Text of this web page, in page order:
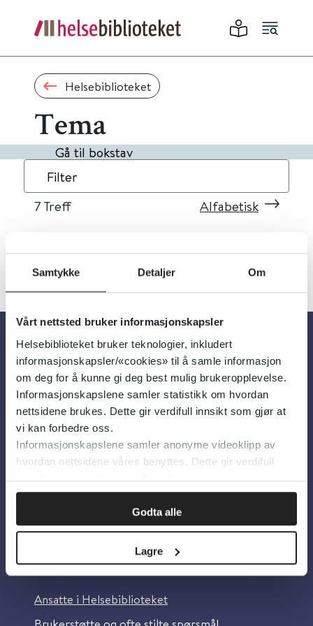
Samtykke Detaljer Om
Vårt nettsted bruker informasjonskapsler
Helsebiblioteket bruker teknologier, inkludert
informasjonskapsler/«cookies» til å samle informasjon
om deg for å kunne gi deg best mulig brukeropplevelse.
Informasjonskapslene samler statistikk om hvordan
nettsidene brukes. Dette gir verdifull innsikt som gjør at
vi kan forbedre oss.
Informasjonskapslene samler anonyme videoklipp av
hvordan nettsidene våres benyttes. Dette gir verdifull
innsikt som gjør at vi kan forbedre oss.
Godta alle
Lagre
Helsebiblioteket
Tema
Gå til bokstav
Filter
7Treff Alfabetisk
Om oss
Om Helsebiblioteket
Personvern og informasjonskapsler
Tilgjengelighetserklæring
Information in English
Ansatte i Helsebiblioteket